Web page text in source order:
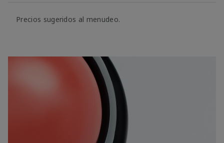
Precios sugeridos al menudeo.